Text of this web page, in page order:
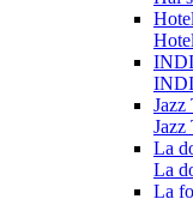
Jazz
Jazz
La
La
La